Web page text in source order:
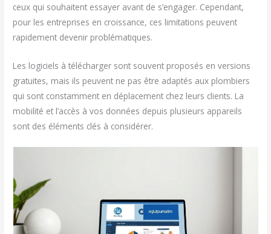
ceux qui souhaitent essayer avant de s’engager. Cependant,
pour les entreprises en croissance, ces limitations peuvent
rapidement devenir problématiques.
Les logiciels à télécharger sont souvent proposés en versions
gratuites, mais ils peuvent ne pas être adaptés aux plombiers
qui sont constamment en déplacement chez leurs clients. La
mobilité et l’accès à vos données depuis plusieurs appareils
sont des éléments clés à considérer.